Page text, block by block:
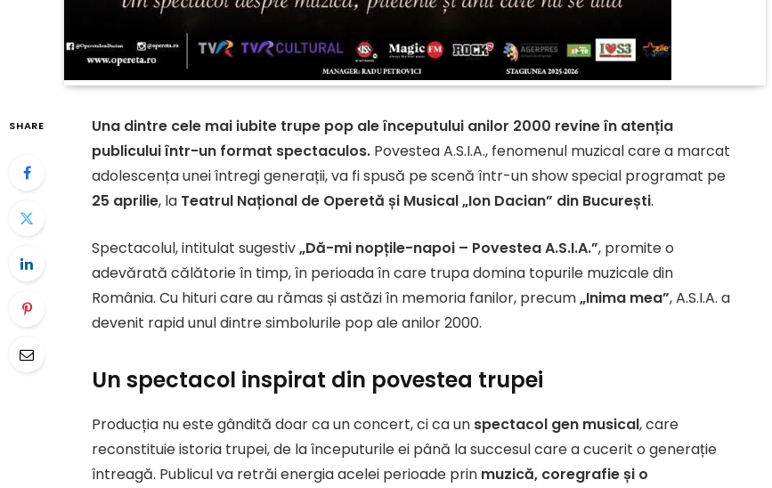
SHARE
Una dintre cele mai iubite trupe pop ale începutului anilor 2000 revine în atenția
publicului într-un format spectaculos. Povestea A.S.I.A., fenomenul muzical care a marcat
adolescența unei întregi generații, va fi spusă pe scenă într-un show special programat pe
25 aprilie, la Teatrul Național de Operetă și Musical „Ion Dacian” din București.
Spectacolul, intitulat sugestiv„Dă-mi nopțile-napoi – Povestea A.S.I.A.”, promite o
adevărată călătorie în timp, în perioada în care trupa domina topurile muzicale din
România. Cu hituri care au rămas și astăzi în memoria fanilor, precum„Inima mea”, A.S.I.A. a
devenit rapid unul dintre simbolurile pop ale anilor 2000.
Un spectacol inspirat din povestea trupei
Producția nu este gândită doar ca un concert, ci ca un spectacol gen musical, care
reconstituie istoria trupei, de la începuturile ei până la succesul care a cucerit o generație
întreagă. Publicul va retrăi energia acelei perioade prin muzică, coregrafie și o